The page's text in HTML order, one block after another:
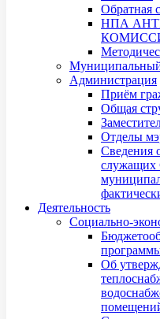
Обратная
НПА
Администрация
Приём
Общая
Отделы
Сведения
служащих
Деятельность
Социально-
Об